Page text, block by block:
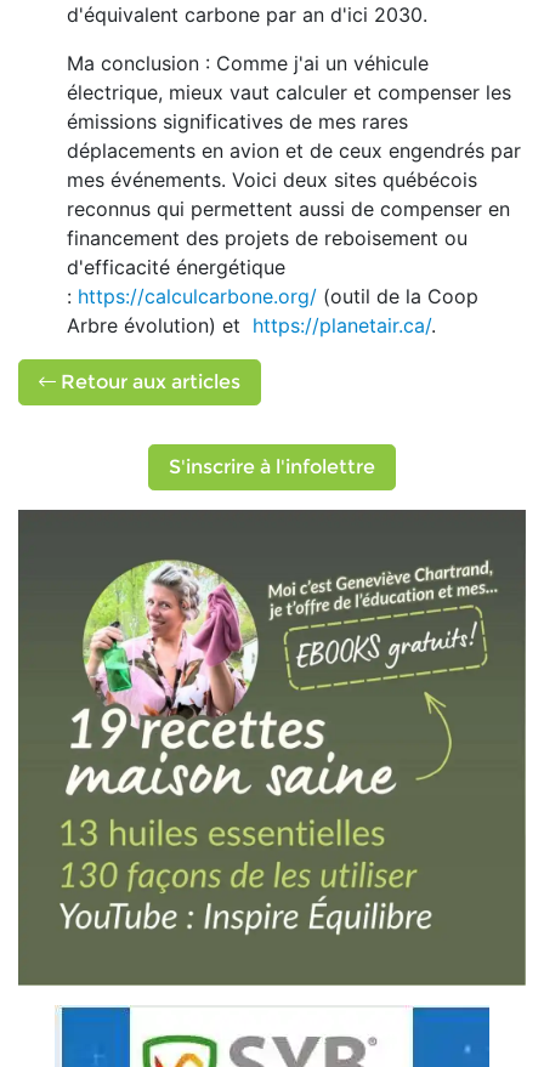
d'équivalent carbone par an d'ici 2030.
Ma conclusion : Comme j'ai un véhicule
électrique, mieux vaut calculer et compenser les
émissions significatives de mes rares
déplacements en avion et de ceux engendrés par
mes événements. Voici deux sites québécois
reconnus qui permettent aussi de compenser en
financement des projets de reboisement ou
d'efficacité énergétique
: https://calculcarbone.org/ (outil de la Coop
Arbre évolution) et https://planetair.ca/.
Retour aux articles
S'inscrire à l'infolettre